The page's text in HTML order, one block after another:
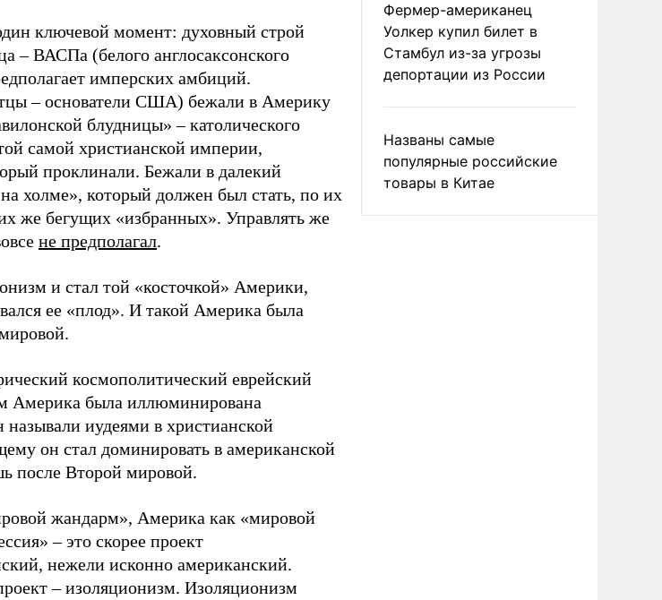
ключевой момент: духовный строй
– ВАСПа (белого англосаксонского
имперских амбиций.
– основатели США) бежали в Америку
блудницы» – католического
самой христианской империи,
проклинали. Бежали в далекий
холме», который должен был стать, по их
же бегущих «избранных». Управлять же
не предполагал.
и стал той «косточкой» Америки,
ее «плод». И такой Америка была
космополитический еврейский
Америка была иллюминирована
иудеями в христианской
он стал доминировать в американской
после Второй мировой.
жандарм», Америка как «мировой
– это скорее проект
нежели исконно американский.
– изоляционизм. Изоляционизм
Фермер-американец
Уолкер купил билет в
Стамбул из-за угрозы
депортации из России
Названы самые
популярные российские
товары в Китае